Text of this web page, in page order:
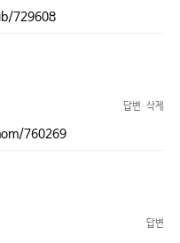
729608
답변 삭제
760269
답변